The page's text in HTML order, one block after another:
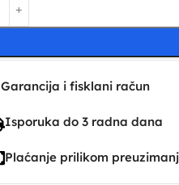
Garancija i fisklani račun
Isporuka do 3 radna dana
Plaćanje prilikom